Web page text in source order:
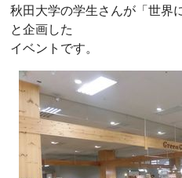
秋田大学の学生さんが「世界
と企画した
イベントです。